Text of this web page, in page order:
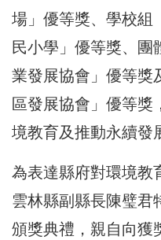
場」優等獎、學校組
民小學」優等獎、團
業發展協會」優等獎
區發展協會」優等獎
境教育及推動永續發
為表達縣府對環境教
雲林縣副縣長陳璧君
頒獎典禮，親自向獲